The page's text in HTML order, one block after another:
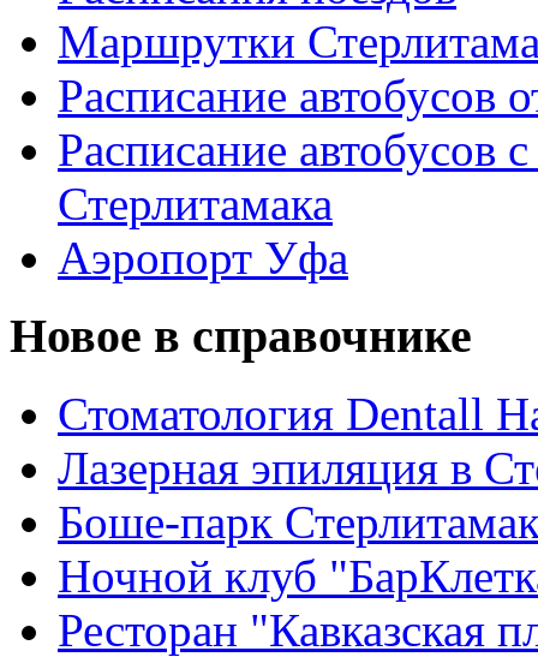
Маршрутки
Расписание автобусов
Расписание автобусов
Стерлитамака
Аэропорт Уфа
Новое в справочнике
Стоматология Dentall
Лазерная эпиляция в
Боше-парк
Ночной клуб
Ресторан "Кавказская